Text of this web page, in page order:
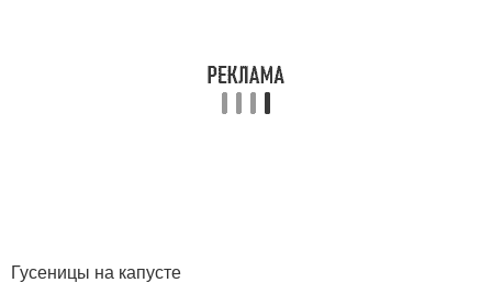
Гусеницы на капусте